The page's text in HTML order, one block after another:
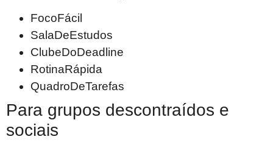
FocoFácil
SalaDeEstudos
ClubeDoDeadline
RotinaRápida
QuadroDeTarefas
Para grupos descontraídos e
sociais